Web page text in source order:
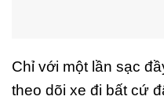
Chỉ với một lần sạc
theo dõi xe đi bất cứ